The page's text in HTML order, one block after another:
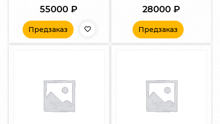
55000₽
Предзаказ
28000 ₽
Предзаказ